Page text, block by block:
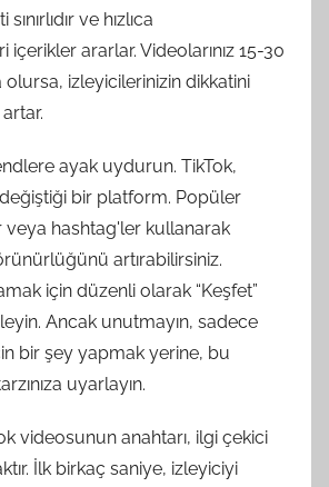
ve hızlıca
ararlar. Videolarınız 15-30
olursa, izleyicilerinizin dikkatini
ayak uydurun. TikTok,
bir platform. Popüler
veya hashtag'ler kullanarak
artırabilirsiniz.
için düzenli olarak “Keşfet”
Ancak unutmayın, sadece
bir şey yapmak yerine, bu
uyarlayın.
videosunun anahtarı, ilgi çekici
İlk birkaç saniye, izleyiciyi